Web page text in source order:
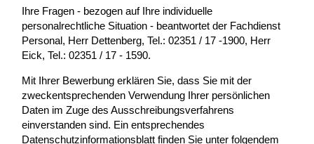
Ihre Fragen - bezogen auf Ihre individuelle
personalrechtliche Situation - beantwortet der Fachdienst
Personal, Herr Dettenberg, Tel.: 02351 / 17 -1900, Herr
Eick, Tel.: 02351 / 17 - 1590.
Mit Ihrer Bewerbung erklären Sie, dass Sie mit der
zweckentsprechenden Verwendung Ihrer persönlichen
Daten im Zuge des Ausschreibungsverfahrens
einverstanden sind. Ein entsprechendes
Datenschutzinformationsblatt finden Sie unter folgendem